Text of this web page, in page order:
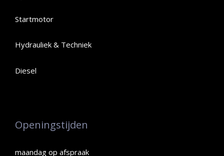
Startmotor
Hydrauliek & Techniek
Diesel
Openingstijden
maandag op afspraak